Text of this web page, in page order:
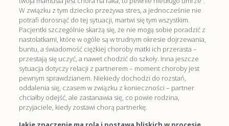
W związku z tym dziecko przeżywa stres, a jednocześnie nie
potrafi dorosnąć do tej sytuacji, martwi się tym wszystkim.
Pacjentki szczególnie skarżą się, że nie mogą sobie poradzić z
nastolatkami, które w ogóle są w trudnym okresie dojrzewania,
buntu, a świadomość ciężkiej choroby matki ich przerasta –
przestają się uczyć, a nawet chodzić do szkoły. Inna jeszcze
sytuacja dotyczy relacji z partnerem – moment choroby jest
pewnym sprawdzianem. Niekiedy dochodzi do rozstań,
oddalenia się, czasem w związku z konieczności – partner
chciałby odejść, ale zastanawia się, co powie rodzina,
przyjaciele, kiedy zostawi chorą partnerkę.